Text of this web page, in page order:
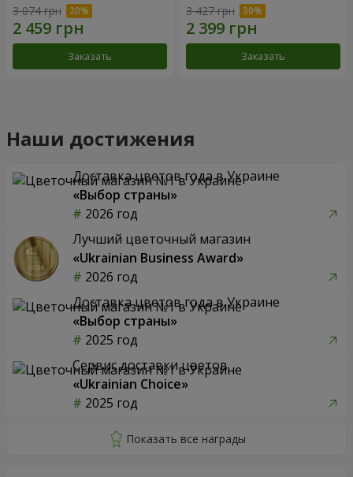
3 074 грн
Заказать
3 427 грн
Заказать
Наши достижения
Доставка цветов года в Украине
«Выбор страны»
2026 год
Лучший цветочный магазин
«Ukrainian Business Award»
2026 год
Доставка цветов года в Украине
«Выбор страны»
2025 год
Сервис доставки цветов
«Ukrainian Choice»
2025 год